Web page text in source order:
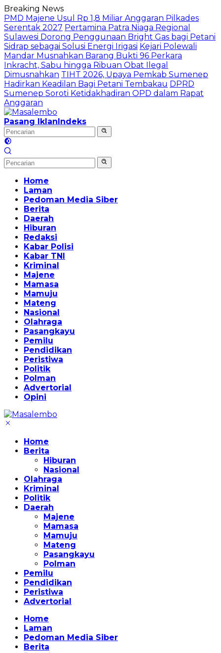
Langsung
ke
konten
Breaking News
PMD Majene Usul Rp 1,8 Miliar Anggaran Pilkades
Serentak 2027 Pertamina Patra Niaga Regional
Sulawesi Dorong Penggunaan Bright Gas bagi Petani
Sidrap sebagai Solusi Energi Irigasi Kejari Polewali
Mandar Musnahkan Barang Bukti 96 Perkara
Inkracht, Sabu hingga Ribuan Obat Ilegal
Dimusnahkan TIHT 2026, Upaya Pemkab Sumenep
Hadirkan Keadilan Bagi Petani Tembakau DPRD
Sumenep Soroti Ketidakhadiran OPD dalam Rapat
Anggaran
Pasang IklanIndeks
Home
Laman
Pedoman Media Siber
Berita
Daerah
Hiburan
Redaksi
Kabar Polisi
Kabar TNI
Kriminal
Majene
Mamasa
Mamuju
Mateng
Nasional
Olahraga
Pasangkayu
Pemilu
Pendidikan
Peristiwa
Politik
Polman
Advertorial
Opini
Home
Berita
Hiburan
Nasional
Olahraga
Kriminal
Politik
Daerah
Majene
Mamasa
Mamuju
Mateng
Pasangkayu
Polman
Pemilu
Pendidikan
Peristiwa
Advertorial
Home
Laman
Pedoman Media Siber
Berita